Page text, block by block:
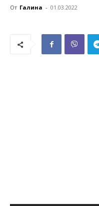
От Галина - 01.03.2022